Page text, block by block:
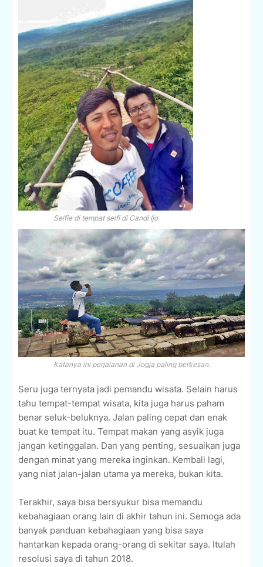
Selfie di tempat selfi di Candi Ijo
Katanya ini perjalanan di Jogja paling berkesan.
Seru juga ternyata jadi pemandu wisata. Selain harus
tahu tempat-tempat wisata, kita juga harus paham
benar seluk-beluknya. Jalan paling cepat dan enak
buat ke tempat itu. Tempat makan yang asyik juga
jangan ketinggalan. Dan yang penting, sesuaikan juga
dengan minat yang mereka inginkan. Kembali lagi,
yang niat jalan-jalan utama ya mereka, bukan kita.
Terakhir, saya bisa bersyukur bisa memandu
kebahagiaan orang lain di akhir tahun ini. Semoga ada
banyak panduan kebahagiaan yang bisa saya
hantarkan kepada orang-orang di sekitar saya. Itulah
resolusi saya di tahun 2018.